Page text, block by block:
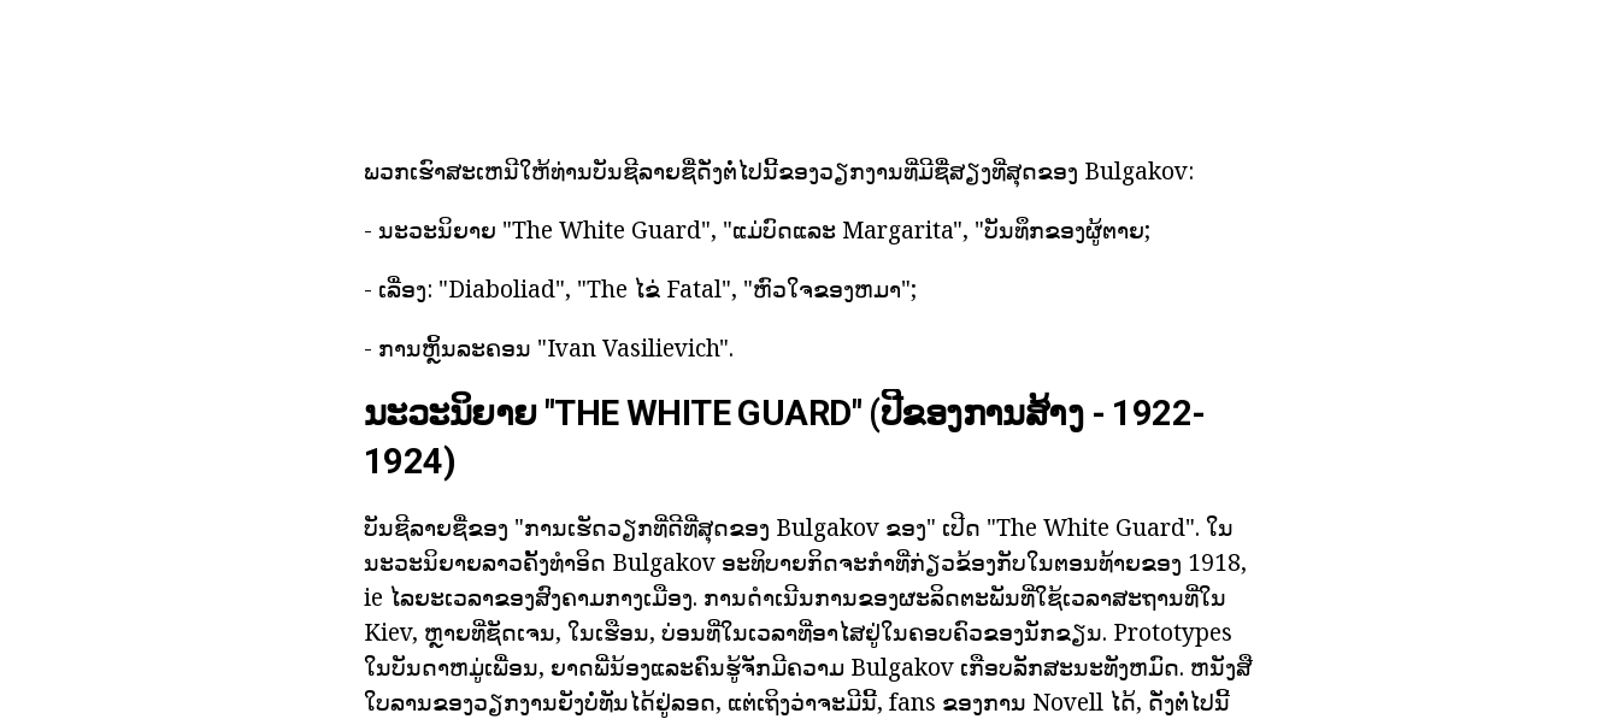
ພວກເຮົາສະເຫນີໃຫ້ທ່ານບັນຊີລາຍຊື່ດັ່ງຕໍ່ໄປນີ້ຂອງວຽກງານທີ່ມີຊື່ສຽງທີ່ສຸດຂອງ Bulgakov:
- ນະວະນິຍາຍ "The White Guard", "ແມ່ບົດແລະ Margarita", "ບັນທຶກຂອງຜູ້ຕາຍ;
- ເລື່ອງ: "Diaboliad", "The ໄຂ່ Fatal", "ຫົວໃຈຂອງຫມາ";
- ການຫຼິ້ນລະຄອນ "Ivan Vasilievich".
ນະວະນິຍາຍ "THE WHITE GUARD" (ປີຂອງການສ້າງ - 1922-
1924)
ບັນຊີລາຍຊື່ຂອງ "ການເຮັດວຽກທີ່ດີທີ່ສຸດຂອງ Bulgakov ຂອງ" ເປີດ "The White Guard". ໃນ
ນະວະນິຍາຍລາວຄັ້ງທໍາອິດ Bulgakov ອະທິບາຍກິດຈະກໍາທີ່ກ່ຽວຂ້ອງກັບໃນຕອນທ້າຍຂອງ 1918,
ie ໄລຍະເວລາຂອງສົງຄາມກາງເມືອງ. ການດໍາເນີນການຂອງຜະລິດຕະພັນທີ່ໃຊ້ເວລາສະຖານທີ່ໃນ
Kiev, ຫຼາຍທີ່ຊັດເຈນ, ໃນເຮືອນ, ບ່ອນທີ່ໃນເວລາທີ່ອາໄສຢູ່ໃນຄອບຄົວຂອງນັກຂຽນ. Prototypes
ໃນບັນດາຫມູ່ເພື່ອນ, ຍາດພີ່ນ້ອງແລະຄົນຮູ້ຈັກມີຄວາມ Bulgakov ເກືອບລັກສະນະທັງຫມົດ. ຫນັງສື
ໃບລານຂອງວຽກງານຍັງບໍ່ທັນໄດ້ຢູ່ລອດ, ແຕ່ເຖິງວ່າຈະມີນີ້, fans ຂອງການ Novell ໄດ້, ດັ່ງຕໍ່ໄປນີ້